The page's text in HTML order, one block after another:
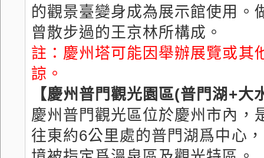
的觀景臺變身成為展示館使用。
曾散步過的王京林所構成。
註：慶州塔可能因舉辦展覽或其
諒。
【慶州普門觀光園區(普門湖+大
慶州普門觀光區位於慶州市內，
往東約6公里處的普門湖爲中心